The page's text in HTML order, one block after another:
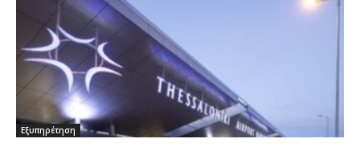
Εξυπηρέτηση